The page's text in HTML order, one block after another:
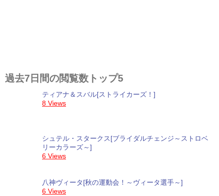
過去7日間の閲覧数トップ5
ティアナ＆スバル[ストライカーズ！]
8 Views
シュテル・スタークス[ブライダルチェンジ～ストロベ
リーカラーズ～]
6 Views
八神ヴィータ[秋の運動会！～ヴィータ選手～]
6 Views